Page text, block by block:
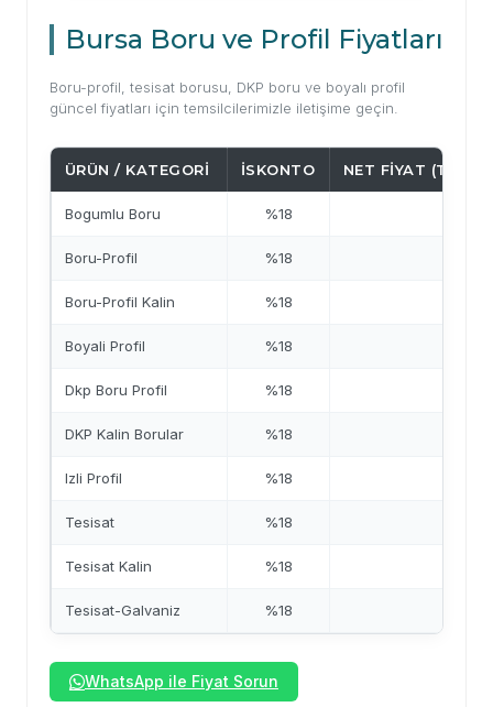
Bursa Boru ve Profil Fiyatları
Boru-profil, tesisat borusu, DKP boru ve boyalı profil
güncel fiyatları için temsilcilerimizle iletişime geçin.
ÜRÜN / KATEGORI İSKONTO NET FIYAT (TL/M)
Bogumlu Boru %18
Boru-Profil %18
Boru-Profil Kalin %18
Boyali Profil %18
Dkp Boru Profil %18
DKP Kalin Borular %18
Izli Profil %18
Tesisat %18
Tesisat Kalin %18
Tesisat-Galvaniz %18
WhatsApp ile Fiyat Sorun